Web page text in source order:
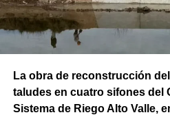
La obra de reconstrucción
taludes en cuatro sifones del
Sistema de Riego Alto Valle,